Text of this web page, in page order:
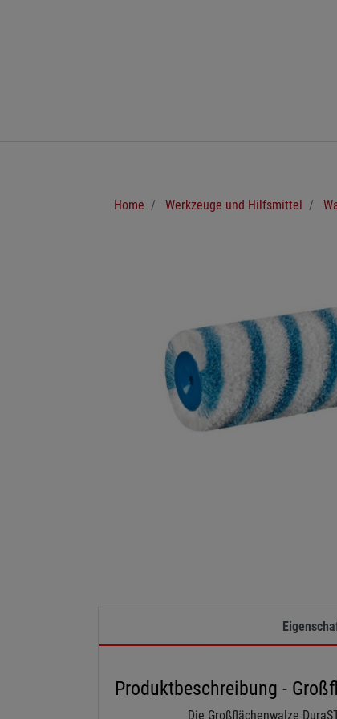
Home Werkzeuge und Hilfsmittel
Produktbeschreibung -
Die Großflächenwalze